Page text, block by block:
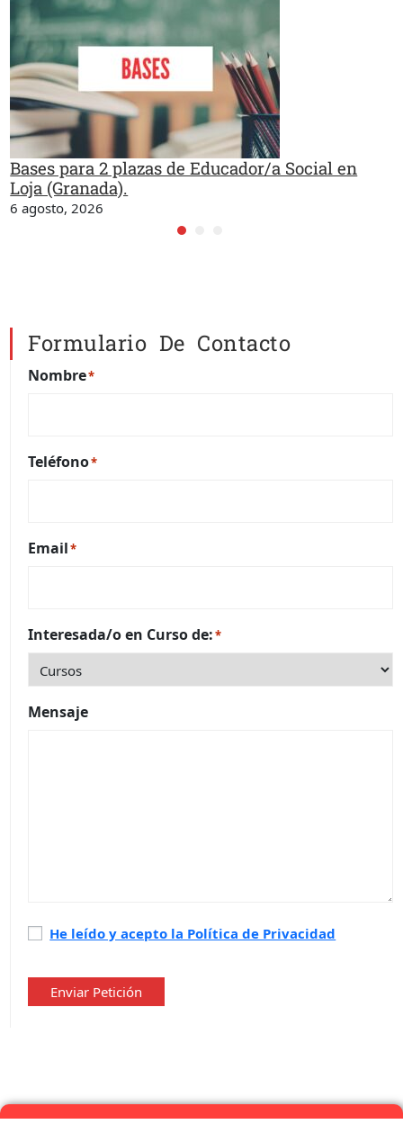
Bases para 2 plazas de Educador/a Social en
Loja (Granada).
6 agosto, 2026
Formulario De Contacto
Nombre*
Teléfono*
Email*
Interesada/o en Curso de:*
Mensaje
Política
privacidad*
He leído y acepto la Política de Privacidad
Enviar Petición